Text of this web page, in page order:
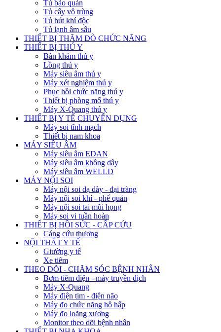
Tủ bảo quản
Tủ cấy vô trùng
Tủ hút khí độc
Tủ lạnh âm sâu
THIẾT BỊ THĂM DÒ CHỨC NĂNG
THIẾT BỊ THÚ Y
Bàn khám thú y
Lồng thú y
Máy siêu âm thú y
Máy xét nghiệm thú y
Phục hồi chức năng thú y
Thiết bị phòng mổ thú y
Máy X-Quang thú y
THIẾT BỊ Y TẾ CHUYÊN DỤNG
Máy soi tĩnh mạch
Thiết bị nam khoa
MÁY SIÊU ÂM
Máy siêu âm EDAN
Máy siêu âm không dây
Máy siêu âm WELLD
MÁY NỘI SOI
Máy nội soi dạ dày - đại tràng
Máy nội soi khí - phế quản
Máy nội soi tai mũi họng
Máy soi vi tuần hoàn
THIẾT BỊ HỒI SỨC - CẤP CỨU
Cáng cứu thương
NỘI THẤT Y TẾ
Giường y tế
Xe tiêm
THEO DÕI - CHĂM SÓC BỆNH NHÂN
Bơm tiêm điện - máy truyền dịch
Máy X-Quang
Máy điện tim - điện não
Máy đo chức năng hô hấp
Máy đo loãng xương
Monitor theo dõi bệnh nhân